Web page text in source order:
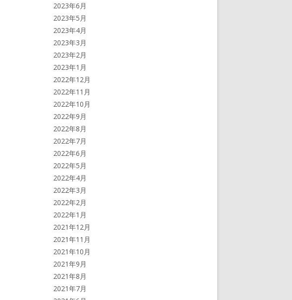
2023年6月
2023年5月
2023年4月
2023年3月
2023年2月
2023年1月
2022年12月
2022年11月
2022年10月
2022年9月
2022年8月
2022年7月
2022年6月
2022年5月
2022年4月
2022年3月
2022年2月
2022年1月
2021年12月
2021年11月
2021年10月
2021年9月
2021年8月
2021年7月